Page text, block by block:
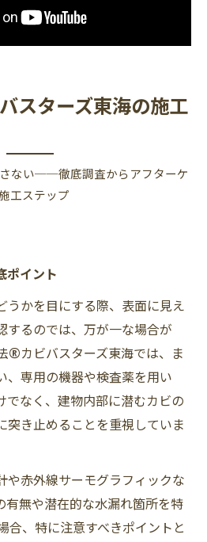
スターズ東海の施工
ない──徹底調査からアフターケ
工ステップ
ポイント
うかを目にする際、表面に見え
するのでは、万が一な場合が
®カビバスターズ東海では、ま
、専用の機器や検査薬を用い
でなく、建物内部に潜むカビの
突き止めることを重視していま
や赤外線サーモグラフィックな
有無や潜在的な水漏れ箇所を特
合、特に注意すべきポイントと